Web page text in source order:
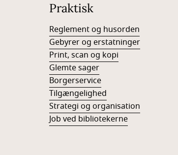
Praktisk
Reglement og husorden
Gebyrer og erstatninger
Print, scan og kopi
Glemte sager
Borgerservice
Tilgængelighed
Strategi og organisation
Job ved bibliotekerne